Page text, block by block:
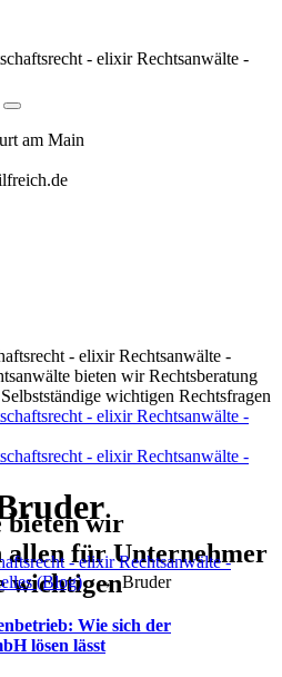
am Main
- elixir Rechtsanwälte -
bieten wir Rechtsberatung
wichtigen Rechtsfragen
bieten wir
allen für Unternehmer
wichtigen
- elixir Rechtsanwälte -
(Blog)→Bruder
Wie sich der
lösen lässt